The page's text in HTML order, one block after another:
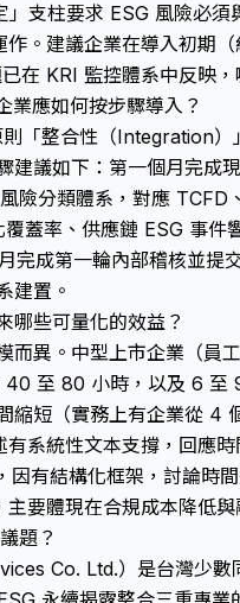
支柱要求 ESG 風險必須
。建議企業在導入初期
在 KRI 監控體系中反映，
業應如何按步驟導入？
「整合性（Integration）
建議如下：第一個月完成
險分類體系，對應 TCFD
蓋率、供應鏈 ESG 事件
成第一輪內部稽核並提
建置。
哪些可量化的效益？
而異。中型上市企業（員
至 80 小時，以及 6 至
縮短（實務上有企業從 4
系統性文本支撐，回應
有結構化框架，討論時
要體現在合規成本降低與
題？
Co. Ltd.）是台灣少數